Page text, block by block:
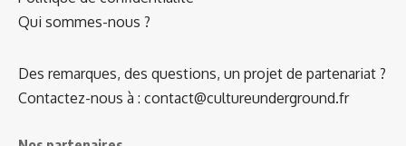
Qui sommes-nous ?
Des remarques, des questions, un projet de partenariat ?
Contactez-nous à : contact@cultureunderground.fr